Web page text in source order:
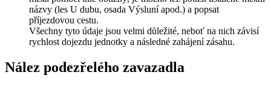
názvy (les U dubu, osada Výsluní apod.) a popsat
příjezdovou cestu.
Všechny tyto údaje jsou velmi důležité, neboť na nich závisí
rychlost dojezdu jednotky a následné zahájení zásahu.
Nález podezřelého zavazadla